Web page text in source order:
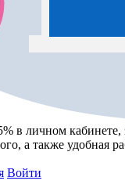
в личном
, а также удобная
Войти